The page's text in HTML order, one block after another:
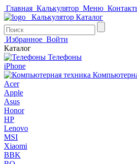
Главная Калькулятор Меню
Калькулятор Каталог
Избранное Войти
Каталог
Телефоны
iPhone
Acer
Apple
Asus
Honor
HP
Lenovo
MSI
Xiaomi
BBK